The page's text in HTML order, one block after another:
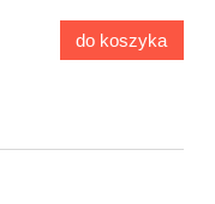
do koszyka